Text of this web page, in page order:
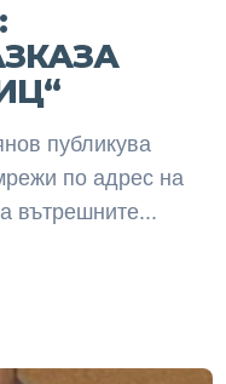
публикува
по адрес на
вътрешните...